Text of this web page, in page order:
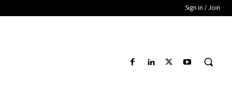
Sign in / Join